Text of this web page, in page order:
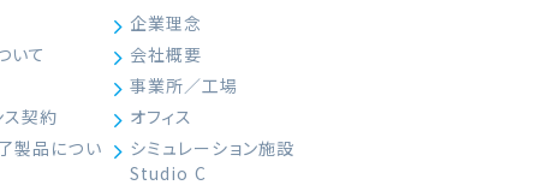
いて
ス契約
製品につい
企業理念
会社概要
事業所／工場
オフィス
シミュレーション施設
Studio C